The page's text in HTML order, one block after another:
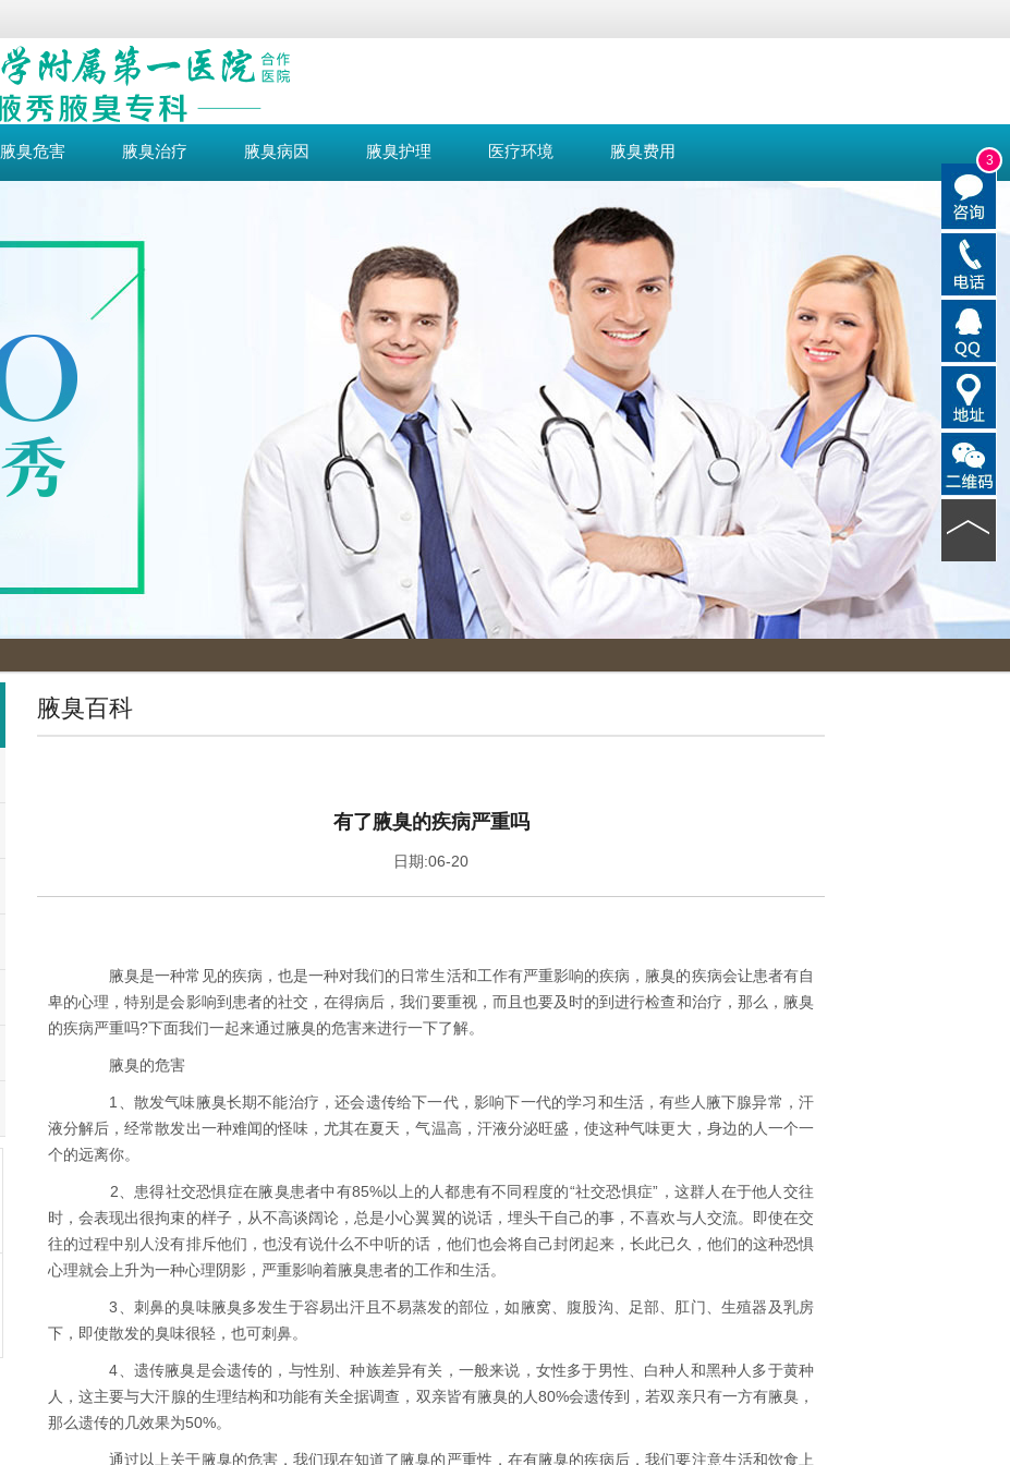
3
腋臭危害 腋臭治疗 腋臭病因 腋臭护理 医疗环境 腋臭费用
腋臭百科
有了腋臭的疾病严重吗
日期:06-20
腋臭是一种常见的疾病，也是一种对我们的日常生活和工作有严重影响的疾病，腋臭的疾病会让患者有自
卑的心理，特别是会影响到患者的社交，在得病后，我们要重视，而且也要及时的到进行检查和治疗，那么，腋臭
的疾病严重吗?下面我们一起来通过腋臭的危害来进行一下了解。
腋臭的危害
1、散发气味腋臭长期不能治疗，还会遗传给下一代，影响下一代的学习和生活，有些人腋下腺异常，汗
液分解后，经常散发出一种难闻的怪味，尤其在夏天，气温高，汗液分泌旺盛，使这种气味更大，身边的人一个一
个的远离你。
2、患得社交恐惧症在腋臭患者中有85%以上的人都患有不同程度的“社交恐惧症”，这群人在于他人交往
时，会表现出很拘束的样子，从不高谈阔论，总是小心翼翼的说话，埋头干自己的事，不喜欢与人交流。即使在交
往的过程中别人没有排斥他们，也没有说什么不中听的话，他们也会将自己封闭起来，长此已久，他们的这种恐惧
心理就会上升为一种心理阴影，严重影响着腋臭患者的工作和生活。
3、刺鼻的臭味腋臭多发生于容易出汗且不易蒸发的部位，如腋窝、腹股沟、足部、肛门、生殖器及乳房
下，即使散发的臭味很轻，也可刺鼻。
4、遗传腋臭是会遗传的，与性别、种族差异有关，一般来说，女性多于男性、白种人和黑种人多于黄种
人，这主要与大汗腺的生理结构和功能有关全据调查，双亲皆有腋臭的人80%会遗传到，若双亲只有一方有腋臭，
那么遗传的几效果为50%。
通过以上关于腋臭的危害，我们现在知道了腋臭的严重性，在有腋臭的疾病后，我们要注意生活和饮食上